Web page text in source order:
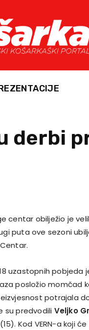
derbi
centar obilježio je
puta ove sezoni
uzastopnih pobjeda
posložio momčad
potrajala
su predvodili Veljko
(15). Kod VERN-a koji